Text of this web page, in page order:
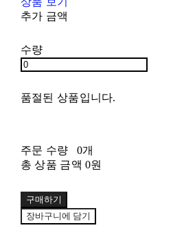
추가 금액
수량
품절된 상품입니다.
주문 수량
0개
총 상품 금액 0원
구매하기
장바구니에 담기